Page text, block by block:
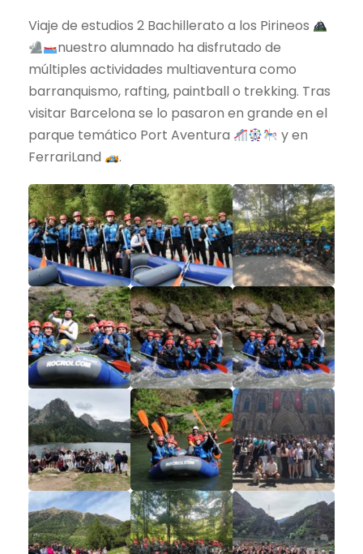
Viaje de estudios 2 Bachillerato a los Pirineos
nuestro alumnado ha disfrutado de
múltiples actividades multiaventura como
barranquismo, rafting, paintball o trekking. Tras
visitar Barcelona se lo pasaron en grande en el
parque temático Port Aventura
y en
FerrariLand
.